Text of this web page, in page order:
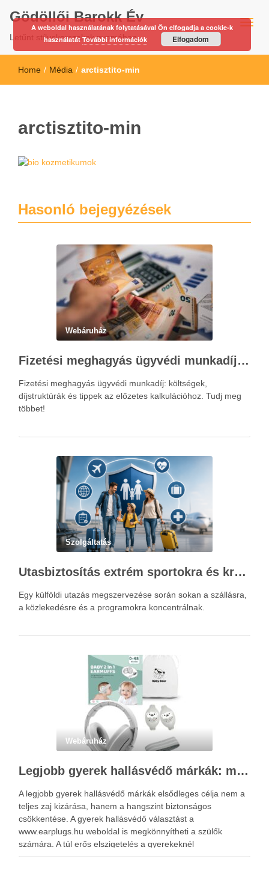
Gödöllői Barokk Év
Letűnt stíluskorszakok nyomában…
Home / Média / arctisztito-min
arctisztito-min
Hasonló bejegyézések
Webáruház
Fizetési meghagyás ügyvédi munkadíja: teljes költségvetési útmutató
Fizetési meghagyás ügyvédi munkadíj: költségek,
díjstruktúrák és tippek az előzetes kalkulációhoz. Tudj meg
többet!
Szolgáltatás
Utasbiztosítás extrém sportokra és krónikus betegségek esetén: mire figyelj utazás előtt?
Egy külföldi utazás megszervezése során sokan a szállásra,
a közlekedésre és a programokra koncentrálnak.
Webáruház
Legjobb gyerek hallásvédő márkák: mire figyeljenek a szülők választáskor?
A legjobb gyerek hallásvédő márkák elsődleges célja nem a
teljes zaj kizárása, hanem a hangszint biztonságos
csökkentése. A gyerek hallásvédő választást a
www.earplugs.hu weboldal is megkönnyítheti a szülők
számára. A túl erős elszigetelés a gyerekeknél
kényelmetlenséget, félelmet vagy dezorientáltságot is
A weboldal használatának folytatásával Ön elfogadja a cookie-k
használatátTovábbi információk Elfogadom